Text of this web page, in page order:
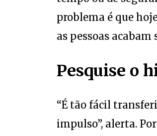
problema é que
as pessoas acabam
Pesquise o
impulso”, alerta.
calma e pesquisar.